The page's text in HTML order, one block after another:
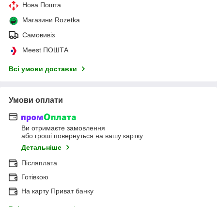
Нова Пошта
Магазини Rozetka
Самовивіз
Meest ПОШТА
Всі умови доставки
Умови оплати
Ви отримаєте замовлення
або гроші повернуться на вашу картку
Детальніше
Післяплата
Готівкою
На карту Приват банку